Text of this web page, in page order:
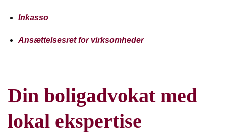
Inkasso
Ansættelsesret for virksomheder
Din boligadvokat med
lokal ekspertise